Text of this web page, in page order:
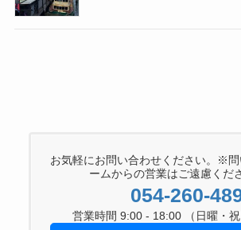
お気軽にお問い合わせください。※問
ームからの営業はご遠慮くだ
054-260-
営業時間 9:00 - 18:00 （日曜・祝